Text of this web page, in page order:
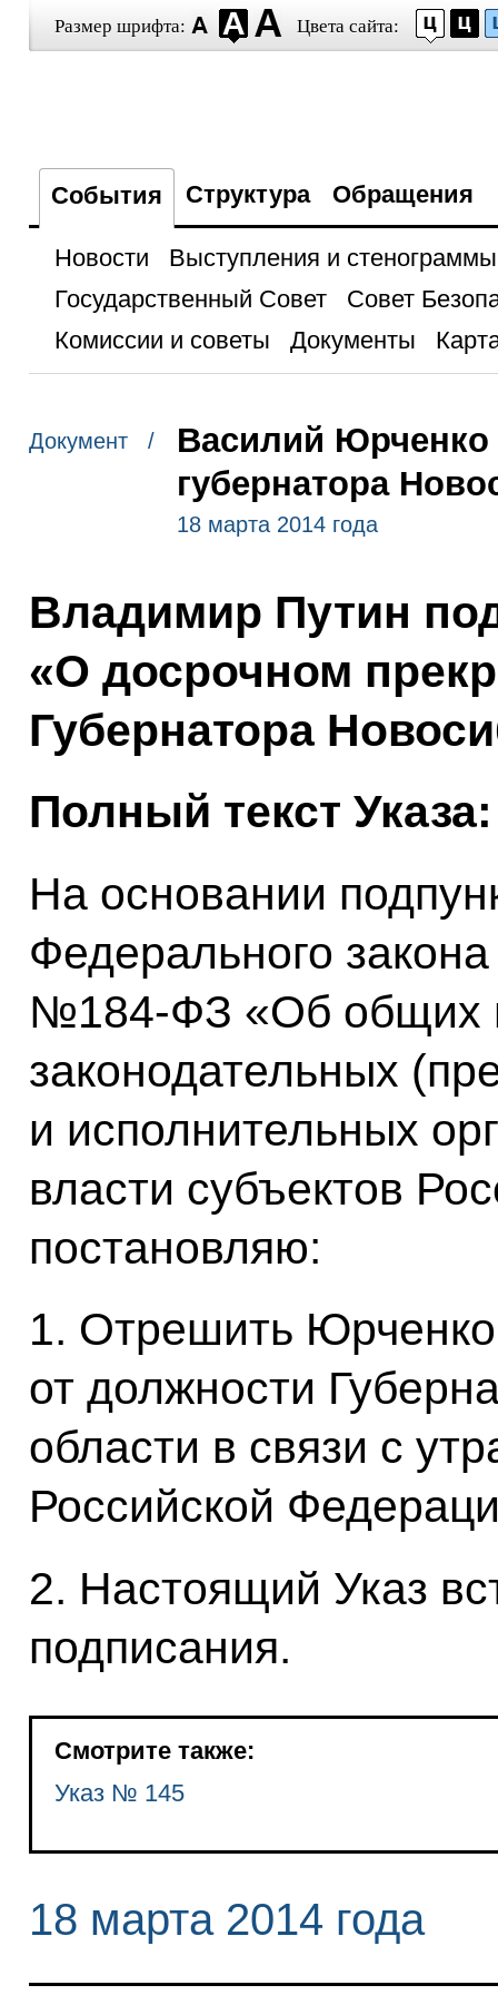
Размер шрифта: Цвета сайта:
События Структура Обращения
Новости
Выступления и стенограммы
Государственный Совет
Совет
Комиссии и советы
Документы
Документ /
Василий Юрченко
губернатора
18 марта 2014 года
Владимир Путин
«О досрочном
Губернатора
Полный текст Указа:
На основании
Федерального
№184-ФЗ «Об общих
законодательных
и исполнительных
власти субъектов
постановляю:
1. Отрешить
от должности
области в связи с
Российской
2. Настоящий Указ
подписания.
Смотрите также:
Указ № 145
18 марта 2014 года